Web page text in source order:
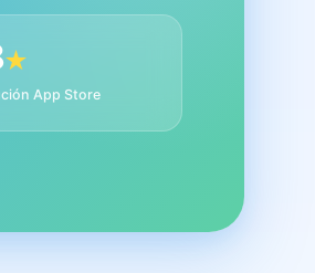
★
App Store